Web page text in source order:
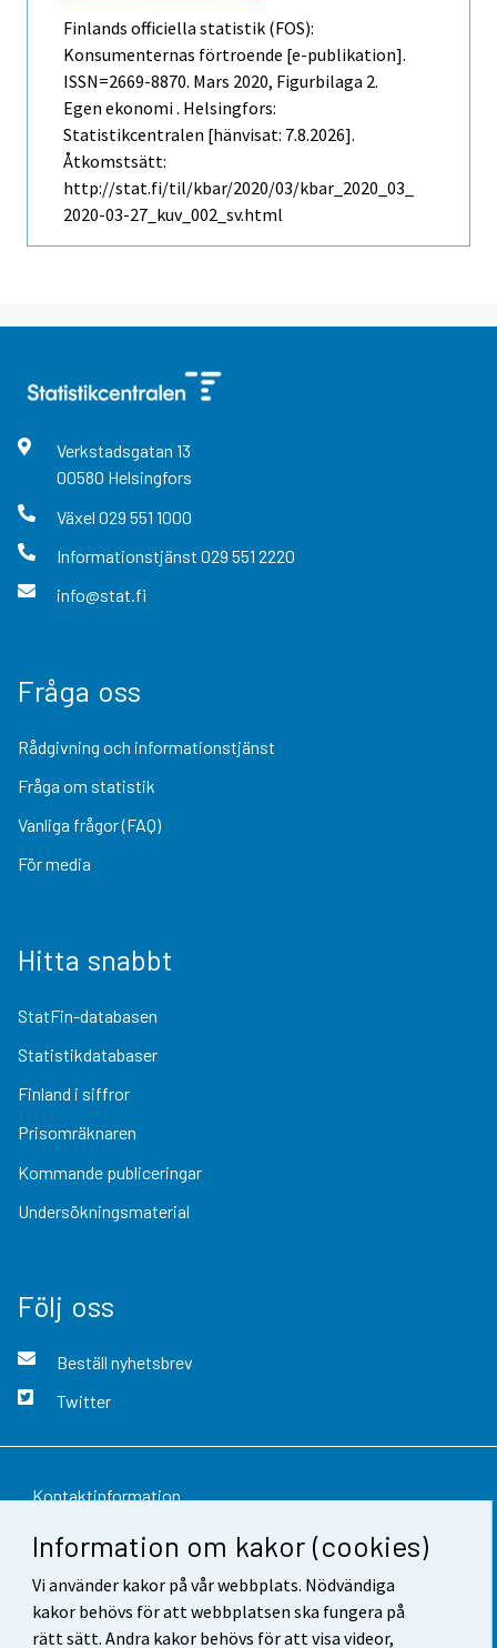
Information om kakor (cookies)
Vi använder kakor på vår webbplats. Nödvändiga
kakor behövs för att webbplatsen ska fungera på
rätt sätt. Andra kakor behövs för att visa videor,
Finlands officiella statistik (FOS):
Konsumenternas förtroende [e-publikation].
ISSN=2669-8870. Mars 2020, Figurbilaga 2.
Egen ekonomi . Helsingfors:
Statistikcentralen [hänvisat: 7.8.2026].
Åtkomstsätt:
http://stat.fi/til/kbar/2020/03/kbar_2020_03_
2020-03-27_kuv_002_sv.html
Verkstadsgatan 13
00580 Helsingfors
Växel 029 551 1000
Informationstjänst 029 551 2220
info@stat.fi
Fråga oss
Rådgivning och informationstjänst
Fråga om statistik
Vanliga frågor (FAQ)
För media
Hitta snabbt
StatFin-databasen
Statistikdatabaser
Finland i siffror
Prisomräknaren
Kommande publiceringar
Undersökningsmaterial
Följ oss
Beställ nyhetsbrev
Twitter
Kontaktinformation
Respons
Användarvillkor
Dataskydd